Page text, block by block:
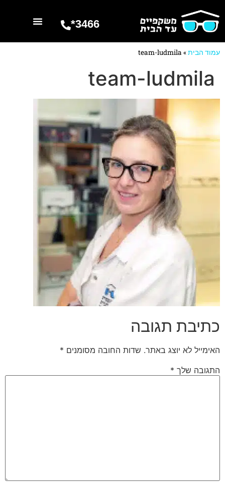
3466*
עמוד הבית»
team-ludmila
team-ludmila
כתיבת תגובה
האימייל לא יוצג באתר. שדות החובה מסומנים *
התגובה שלך *